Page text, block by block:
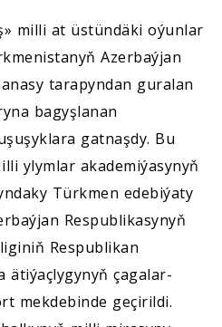
milli at üstündäki oýunlar
Azerbaýjan
tarapyndan guralan
bagyşlanan
gatnaşdy. Bu
ylymlar akademiýasynyň
Türkmen edebiýaty
Respublikasynyň
Respublikan
ätiýaçlygynyň çagalar-
mekdebinde geçirildi.